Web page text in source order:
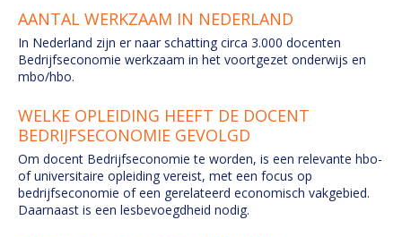
AANTAL WERKZAAM IN NEDERLAND
In Nederland zijn er naar schatting circa 3.000 docenten
Bedrijfseconomie werkzaam in het voortgezet onderwijs en
mbo/hbo.
WELKE OPLEIDING HEEFT DE DOCENT
BEDRIJFSECONOMIE GEVOLGD
Om docent Bedrijfseconomie te worden, is een relevante hbo-
of universitaire opleiding vereist, met een focus op
bedrijfseconomie of een gerelateerd economisch vakgebied.
Daarnaast is een lesbevoegdheid nodig.